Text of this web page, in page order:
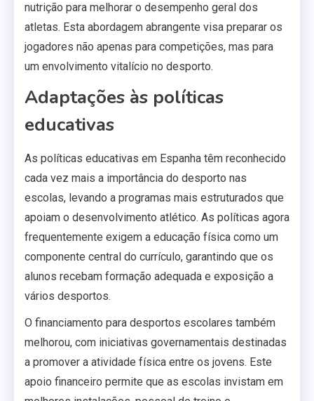
nutrição para melhorar o desempenho geral dos
atletas. Esta abordagem abrangente visa preparar os
jogadores não apenas para competições, mas para
um envolvimento vitalício no desporto.
Adaptações às políticas
educativas
As políticas educativas em Espanha têm reconhecido
cada vez mais a importância do desporto nas
escolas, levando a programas mais estruturados que
apoiam o desenvolvimento atlético. As políticas agora
frequentemente exigem a educação física como um
componente central do currículo, garantindo que os
alunos recebam formação adequada e exposição a
vários desportos.
O financiamento para desportos escolares também
melhorou, com iniciativas governamentais destinadas
a promover a atividade física entre os jovens. Este
apoio financeiro permite que as escolas invistam em